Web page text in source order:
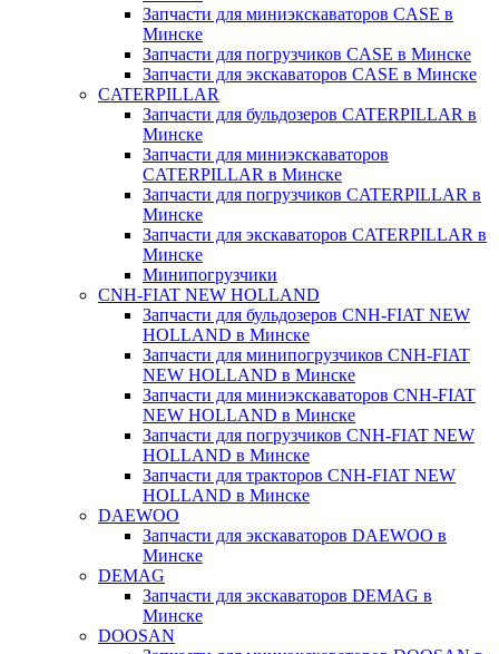
Запчасти для миниэкскаваторов CASE в
Минске
Запчасти для погрузчиков CASE в Минске
Запчасти для экскаваторов CASE в Минске
CATERPILLAR
Запчасти для бульдозеров CATERPILLAR в
Минске
Запчасти для миниэкскаваторов
CATERPILLAR в Минске
Запчасти для погрузчиков CATERPILLAR в
Минске
Запчасти для экскаваторов CATERPILLAR в
Минскe
Минипогрузчики
CNH-FIAT NEW HOLLAND
Запчасти для бульдозеров CNH-FIAT NEW
HOLLAND в Минске
Запчасти для минипогрузчиков CNH-FIAT
NEW HOLLAND в Минске
Запчасти для миниэкскаваторов CNH-FIAT
NEW HOLLAND в Минске
Запчасти для погрузчиков CNH-FIAT NEW
HOLLAND в Минске
Запчасти для тракторов CNH-FIAT NEW
HOLLAND в Минске
DAEWOO
Запчасти для экскаваторов DAEWOO в
Минске
DEMAG
Запчасти для экскаваторов DEMAG в
Минске
DOOSAN